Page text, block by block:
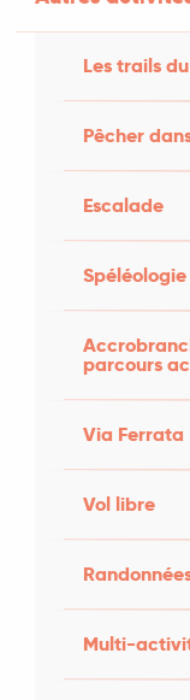
Les trails
Pêcher
Escalade
Spéléologie
parcours
Via Ferrata
Vol libre
Multi-
minima